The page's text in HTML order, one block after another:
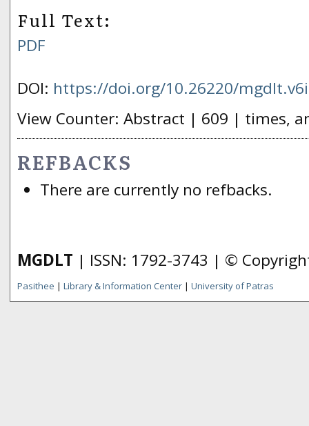
Full Text:
PDF
DOI: https://doi.org/10.26220/
View Counter: Abstract | 609 | times,
REFBACKS
There are currently no refbacks.
MGDLT | ISSN: 1792-3743 | ©
Pasithee | Library & Information Center | University of Patras